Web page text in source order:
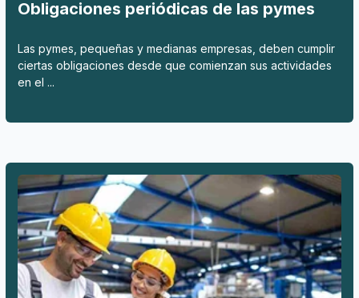
Obligaciones periódicas de las pymes
Las pymes, pequeñas y medianas empresas, deben cumplir
ciertas obligaciones desde que comienzan sus actividades
en el ...